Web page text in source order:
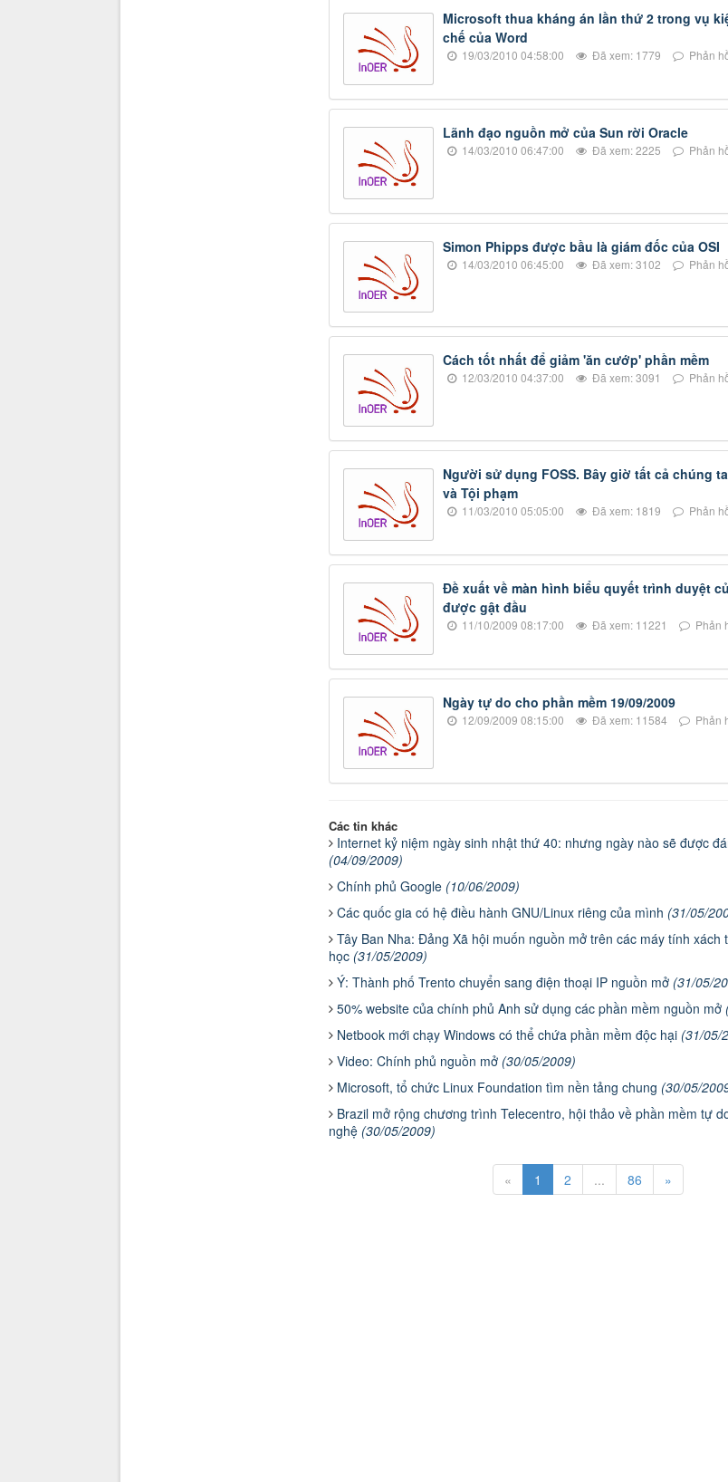
Microsoft thua kháng án lần thứ 2 trong vụ
chế của Word
19/03/2010 04:58:00 Đã xem: 1779 Phản
Lãnh đạo nguồn mở của Sun rời Oracle
14/03/2010 06:47:00 Đã xem: 2225 Phản
Simon Phipps được bầu là giám đốc của OSI
14/03/2010 06:45:00 Đã xem: 3102 Phản
Cách tốt nhất để giảm 'ăn cướp' phần mềm
12/03/2010 04:37:00 Đã xem: 3091 Phản
Người sử dụng FOSS. Bây giờ tất cả chúng
và Tội phạm
11/03/2010 05:05:00 Đã xem: 1819 Phản
Đề xuất về màn hình biểu quyết trình duyệt
được gật đầu
11/10/2009 08:17:00 Đã xem: 11221 Phản
Ngày tự do cho phần mềm 19/09/2009
12/09/2009 08:15:00 Đã xem: 11584 Phản
Các tin khác
Internet kỷ niệm ngày sinh nhật thứ 40: nhưng ngày nào sẽ được
(04/09/2009)
Chính phủ Google (10/06/2009)
Các quốc gia có hệ điều hành GNU/Linux riêng của mình (31/05/
Tây Ban Nha: Đảng Xã hội muốn nguồn mở trên các máy tính xách
học (31/05/2009)
Ý: Thành phố Trento chuyển sang điện thoại IP nguồn mở (31/05/
50% website của chính phủ Anh sử dụng các phần mềm nguồn mở
Netbook mới chạy Windows có thể chứa phần mềm độc hại (31/05/
Video: Chính phủ nguồn mở (30/05/2009)
Microsoft, tổ chức Linux Foundation tìm nền tảng chung (30/05/
Brazil mở rộng chương trình Telecentro, hội thảo về phần mềm tự
nghệ (30/05/2009)
« 1 2 ... 86 »